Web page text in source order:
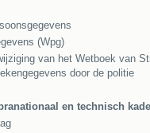
(Wpg)
van het Wetboek van
door de politie
en technisch